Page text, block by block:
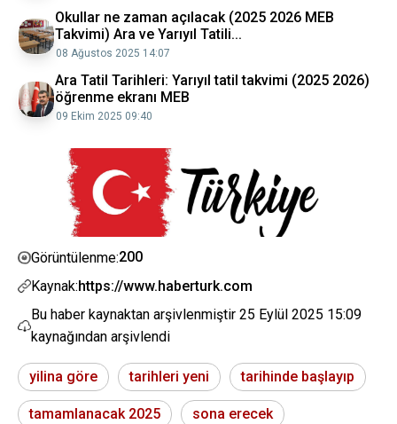
Okullar ne zaman açılacak (2025 2026 MEB
Takvimi) Ara ve Yarıyıl Tatili...
08 Ağustos 2025 14:07
Ara Tatil Tarihleri: Yarıyıl tatil takvimi (2025 2026)
öğrenme ekranı MEB
09 Ekim 2025 09:40
Görüntülenme:200
Kaynak:https://www.haberturk.com
Bu haber kaynaktan arşivlenmiştir 25 Eylül 2025 15:09
kaynağından arşivlendi
yilina göre tarihleri yeni tarihinde başlayıp
tamamlanacak 2025 sona erecek